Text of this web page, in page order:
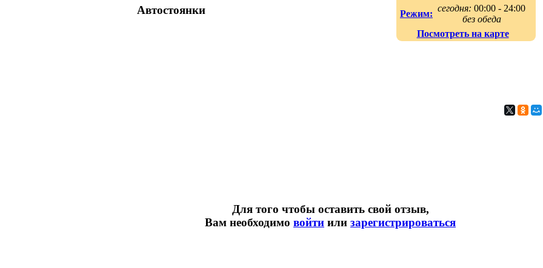
Режим:
сегодня: 00:00 - 24:00
без обеда
Посмотреть на карте
Автостоянки
Для того чтобы оставить свой отзыв,
Вам необходимо войти или зарегистрироваться